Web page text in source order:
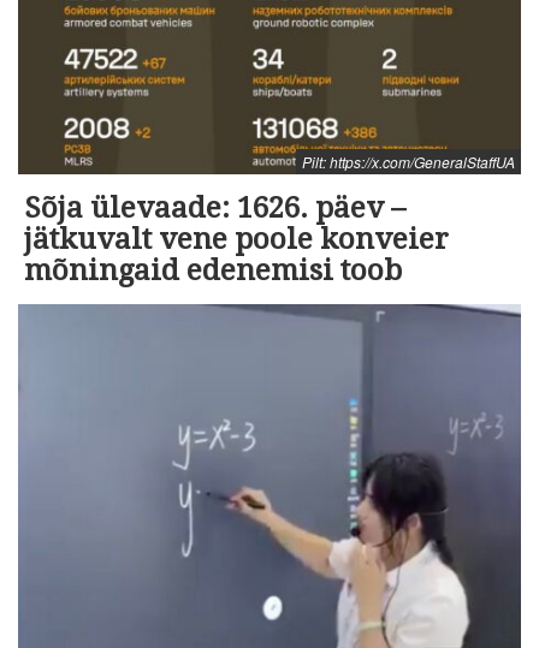
Pilt: https://x.com/GeneralStaffUA
Sõja ülevaade: 1626. päev –
jätkuvalt vene poole konveier
mõningaid edenemisi toob